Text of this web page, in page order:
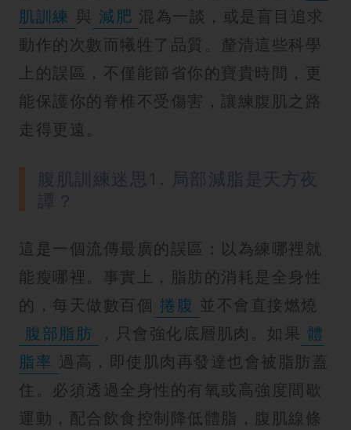
肌訓練 與 減肥 混為一談，或是盲目追求
動作的次數而犧牲了品質。釐清這些科學
上的誤區，不僅能節省你的寶貴時間，更
能保護你的脊椎不受傷害，讓練腹肌之路
走得更遠。
這是一個流傳最廣的誤區：以為練哪裡就
能瘦哪裡。事實上，脂肪的消耗是全身性
的，每天做數百個 捲腹 並不會直接燃燒
腹部脂肪
，只會強化底層肌肉。如果 體
脂率 過高，即使肌肉再發達也會被脂肪蓋
住。必須透過全身性的有氧或高強度間歇
運動，配合飲食控制降低體脂，腹肌線條